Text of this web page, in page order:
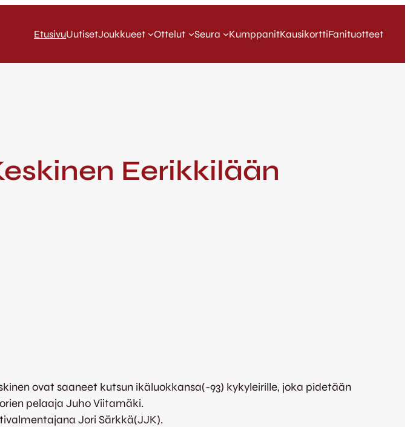
EtusivuUutisetJoukkueet Ottelut Seura KumppanitKausikorttiFanituotteet
Eerikkilään
ovat saaneet kutsun ikäluokkansa(-93) kykyleirille, joka pidetään
pelaaja Juho Viitamäki.
Jori Särkkä(JJK).